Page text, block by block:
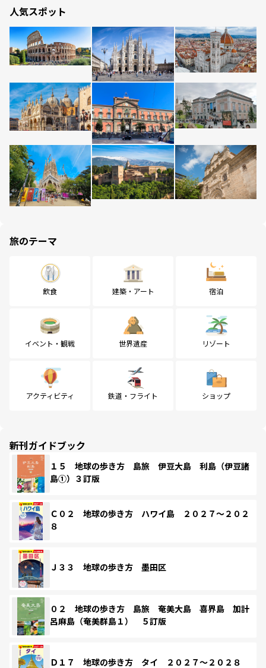
人気スポット
旅のテーマ
飲食 建築・アート 宿泊
イベント・観戦 世界遺産 リゾート
アクティビティ 鉄道・フライト ショップ
新刊ガイドブック
１５ 地球の歩き方 島旅 伊豆大島 利島（伊豆諸
島①）３訂版
Ｃ０２ 地球の歩き方 ハワイ島 ２０２７～２０２
８
Ｊ３３ 地球の歩き方 墨田区
０２ 地球の歩き方 島旅 奄美大島 喜界島 加計
呂麻島（奄美群島１） ５訂版
Ｄ１７ 地球の歩き方 タイ ２０２７～２０２８